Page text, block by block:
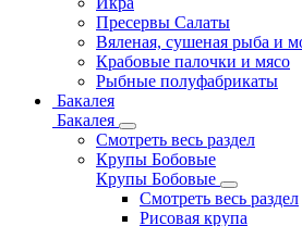
Пресервы Салаты
Вяленая, сушеная рыба и
Крабовые палочки и мясо
Рыбные полуфабрикаты
Бакалея
Бакалея
Смотреть весь раздел
Крупы Бобовые
Крупы Бобовые
Смотреть весь раздел
Рисовая крупа